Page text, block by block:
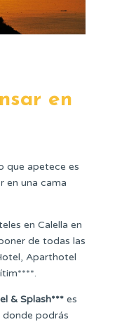
en
que apetece es
en una cama
en Calella en
de todas las
Aparthotel
& Splash*** es
podrás